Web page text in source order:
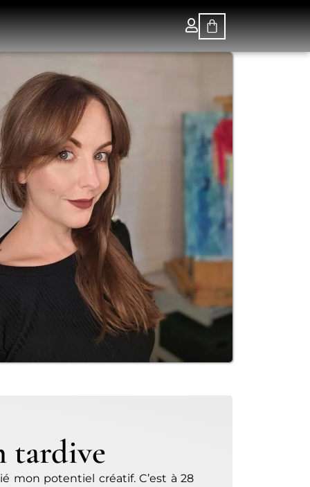
tardive
mon potentiel créatif. C’est à 28